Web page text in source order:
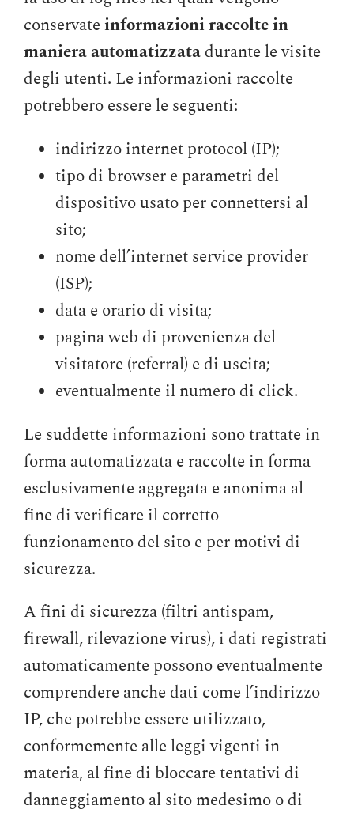
conservateinformazioni raccolte in
maniera automatizzatadurante le visite
degli utenti. Le informazioni raccolte
potrebbero essere le seguenti:
indirizzo internet protocol (IP);
tipo di browser e parametri del
dispositivo usato per connettersi al
sito;
nome dell’internet service provider
(ISP);
data e orario di visita;
pagina web di provenienza del
visitatore (referral) e di uscita;
eventualmente il numero di click.
Le suddette informazioni sono trattate in
forma automatizzata e raccolte in forma
esclusivamente aggregata e anonima al
fine di verificare il corretto
funzionamento del sito e per motivi di
sicurezza.
A fini di sicurezza (filtri antispam,
firewall, rilevazione virus), i dati registrati
automaticamente possono eventualmente
comprendere anche dati come l’indirizzo
IP, che potrebbe essere utilizzato,
conformemente alle leggi vigenti in
materia, al fine di bloccare tentativi di
danneggiamento al sito medesimo o di